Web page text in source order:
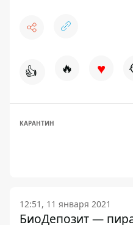
👍 🔥 ♥
КАРАНТИН
12:51, 11 января 2021
БиоДепозит —